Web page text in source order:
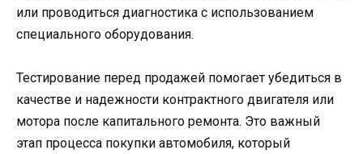
или проводиться диагностика с использованием
специального оборудования.
Тестирование перед продажей помогает убедиться в
качестве и надежности контрактного двигателя или
мотора после капитального ремонта. Это важный
этап процесса покупки автомобиля, который